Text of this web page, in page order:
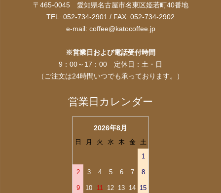
〒465-0045 愛知県名古屋市名東区姫若町40番地
TEL: 052-734-2901 / FAX: 052-734-2902
e-mail: coffee@katocoffee.jp
※営業日および電話受付時間
9：00～17：00 定休日：土・日
（ご注文は24時間いつでも承っております。）
営業日カレンダー
2026年8月
日 月 火 水 木 金
土
1
2 3 4 5 6 7 8
9 10 11 12 13 14 15